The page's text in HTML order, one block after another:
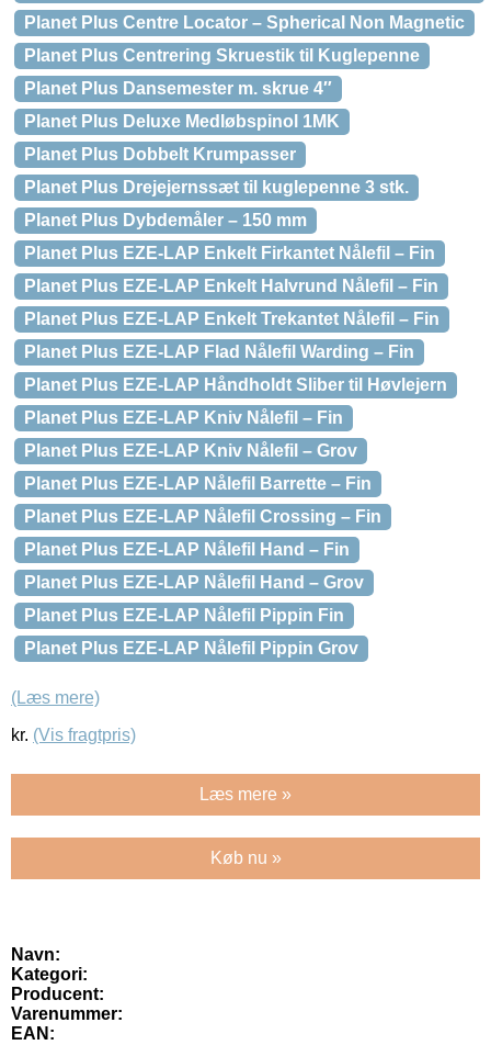
Planet Plus Centre Locator – Spherical Non Magnetic
Planet Plus Centrering Skruestik til Kuglepenne
Planet Plus Dansemester m. skrue 4″
Planet Plus Deluxe Medløbspinol 1MK
Planet Plus Dobbelt Krumpasser
Planet Plus Drejejernssæt til kuglepenne 3 stk.
Planet Plus Dybdemåler – 150 mm
Planet Plus EZE-LAP Enkelt Firkantet Nålefil – Fin
Planet Plus EZE-LAP Enkelt Halvrund Nålefil – Fin
Planet Plus EZE-LAP Enkelt Trekantet Nålefil – Fin
Planet Plus EZE-LAP Flad Nålefil Warding – Fin
Planet Plus EZE-LAP Håndholdt Sliber til Høvlejern
Planet Plus EZE-LAP Kniv Nålefil – Fin
Planet Plus EZE-LAP Kniv Nålefil – Grov
Planet Plus EZE-LAP Nålefil Barrette – Fin
Planet Plus EZE-LAP Nålefil Crossing – Fin
Planet Plus EZE-LAP Nålefil Hand – Fin
Planet Plus EZE-LAP Nålefil Hand – Grov
Planet Plus EZE-LAP Nålefil Pippin Fin
Planet Plus EZE-LAP Nålefil Pippin Grov
(Læs mere)
kr. (Vis fragtpris)
Læs mere »
Køb nu »
Navn:
Kategori:
Producent:
Varenummer:
EAN: